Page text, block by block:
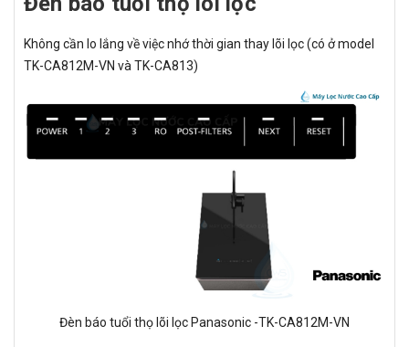
Không cần lo lắng về việc nhớ thời gian thay lõi lọc (có ở model
TK-CA812M-VN và TK-CA813)
Đèn báo tuổi thọ lõi lọc Panasonic -TK-CA812M-VN